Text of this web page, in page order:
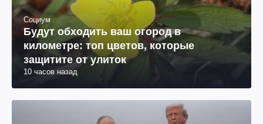
Социум
Будут обходить ваш огород в
километре: топ цветов, которые
защитите от улиток
10 часов назад